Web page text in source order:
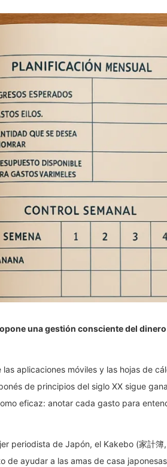
una gestión consciente del dinero
aplicaciones móviles y las hojas de
de principios del siglo XX sigue
eficaz: anotar cada gasto para
periodista de Japón, el Kakebo (家計簿,
de ayudar a las amas de casa